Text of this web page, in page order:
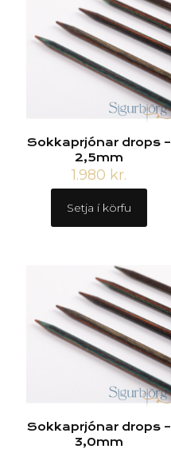
Sokkaprjónar drops –
2,5mm
1.980 kr.
Setja í körfu
Sokkaprjónar drops –
3,0mm